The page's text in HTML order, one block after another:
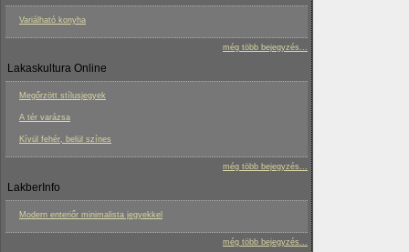
Variálható konyha
még több bejegyzés...
Lakaskultura Online
Megőrzött stílusjegyek
A tér varázsa
Kívül fehér, belül színes
még több bejegyzés...
LakberInfo
Modern enteriőr minimalista jegyekkel
még több bejegyzés...